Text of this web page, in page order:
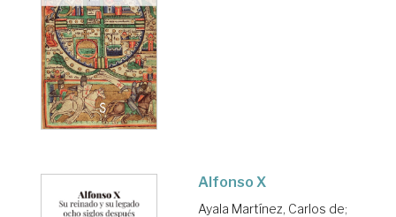
Alfonso X
Ayala Martínez, Carlos de;